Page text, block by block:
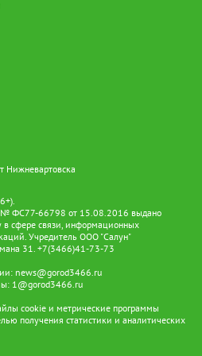
№ ФС77-66798 от 15.08.2016 выдано
в сфере связи, информационных
Учредитель ООО "Салун"
31. +7(3466)41-73-73
news@gorod3466.ru
1@gorod3466.ru
cookie и метрические программы
получения статистики и аналитических